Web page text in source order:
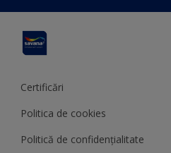
Termeni de utilizare
Hammerite
Certificări
Politica de cookies
Politică de confidențialitate